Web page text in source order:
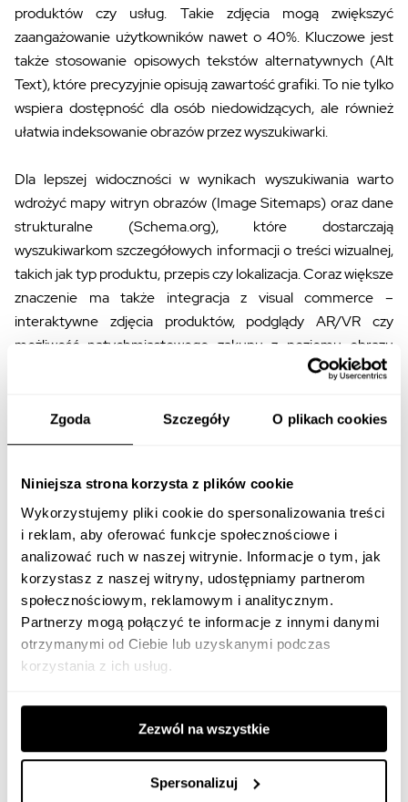
Zgoda Szczegóły O plikach cookies
Niniejsza strona korzysta z plików cookie
Wykorzystujemy pliki cookie do spersonalizowania treści
i reklam, aby oferować funkcje społecznościowe i
analizować ruch w naszej witrynie. Informacje o tym, jak
korzystasz z naszej witryny, udostępniamy partnerom
społecznościowym, reklamowym i analitycznym.
Partnerzy mogą połączyć te informacje z innymi danymi
otrzymanymi od Ciebie lub uzyskanymi podczas
korzystania z ich usług.
Zezwól na wszystkie
Spersonalizuj
produktów czy usług. Takie zdjęcia mogą zwiększyć
zaangażowanie użytkowników nawet o 40%. Kluczowe jest
także stosowanie opisowych tekstów alternatywnych (Alt
Text), które precyzyjnie opisują zawartość grafiki. To nie tylko
wspiera dostępność dla osób niedowidzących, ale również
ułatwia indeksowanie obrazów przez wyszukiwarki.
Dla lepszej widoczności w wynikach wyszukiwania warto
wdrożyć mapy witryn obrazów (Image Sitemaps) oraz dane
strukturalne (Schema.org), które dostarczają
wyszukiwarkom szczegółowych informacji o treści wizualnej,
takich jak typ produktu, przepis czy lokalizacja. Coraz większe
znaczenie ma także integracja z visual commerce –
interaktywne zdjęcia produktów, podglądy AR/VR czy
możliwość natychmiastowego zakupu z poziomu obrazu
mogą zwiększyć konwersję nawet o 25%, czyniąc treści
Techniczne aspekty VSO
Optymalizacja techniczna jest kluczowa dla skuteczności
Visual Search. Szybkość ładowania strony ma bezpośredni
wpływ na doświadczenia użytkownika i pozycję w wynikach
wyszukiwania. Warto stosować kompresję Gzip lub Brotli, które
pozwalają zredukować rozmiar plików nawet o 70-90%.
Wdrożenie lazy loading dla obrazów spoza ekranu oraz
wykorzystanie sieci CDN (Content Delivery Network)
znacząco skraca czas odpowiedzi serwera.
umożliwiają dalszą redukcję wagi plików bez utraty jakości –
WebP oferuje kompresję lepszą o 25-35% niż JPEG, a AVIF
nawet do 50%. Minimalizacja Cumulative Layout Shift (CLS)
poprzez precyzyjne określanie wymiarów obrazów i